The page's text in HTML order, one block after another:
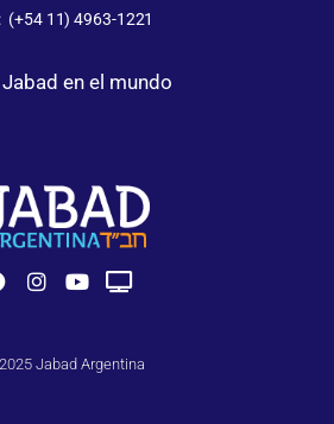
(+54 11) 4963-1221
Jabad en el mundo
Jabad Argentina